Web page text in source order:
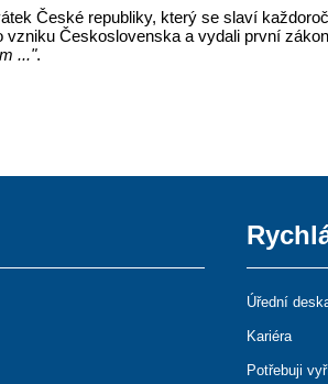
České republiky, který se slaví
vzniku Československa a vydali první
...".
Úřední
Kariéra
Potřebuji